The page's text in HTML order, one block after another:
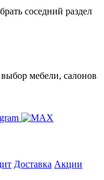
соседний раздел
мебели, салонов
Доставка Акции